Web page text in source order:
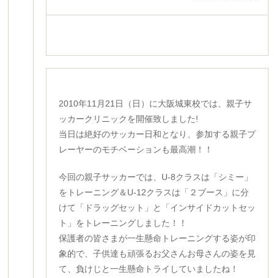
2010年11月21日（日）に大阪城東校では、親子サ
ッカークリニックを開催致しました!
当日は絶好のサッカー日和となり、参加する親子プ
レーヤーのモチベーションも最高潮！！
今回の親子サッカーでは、U-8クラスは「シミー」
をトレーニング＆U-12クラスは「２ブース」に分
けて「ドラッグセット」と「インサイドカットセッ
ト」をトレーニングしました！！
保護者の皆さまが一生懸命トレーニングする姿が印
象的で、子供達も頑張るお父さんお母さんの姿を見
て、負けじと一生懸命トライしていましたね！